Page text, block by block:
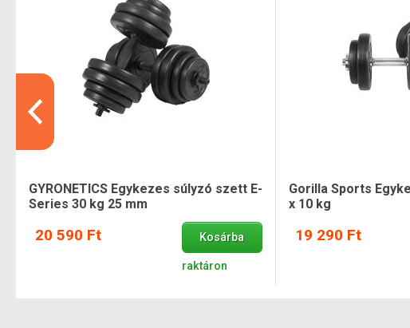
GYRONETICS Egykezes súlyzó szett E-
Series 30 kg 25 mm
20 590 Ft Kosárba
raktáron
Gorilla Sports
x 10 kg
19 290 Ft